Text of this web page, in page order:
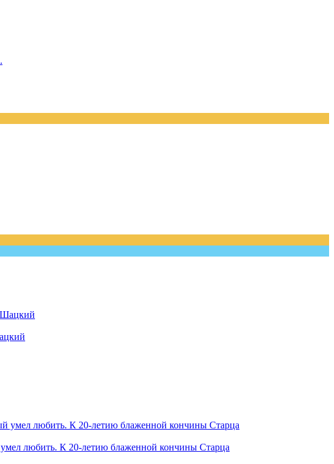
любить. К 20-летию блаженной кончины Старца